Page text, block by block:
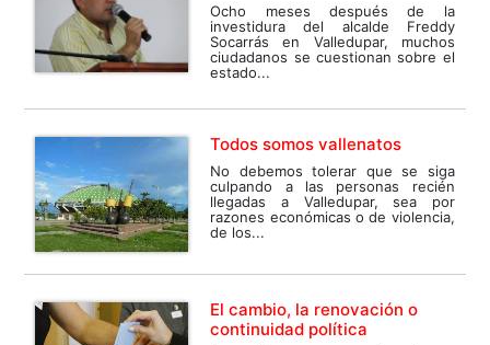
Ocho meses después de la
investidura del alcalde Freddy
Socarrás en Valledupar, muchos
ciudadanos se cuestionan sobre el
estado...
Todos somos vallenatos
No debemos tolerar que se siga
culpando a las personas recién
llegadas a Valledupar, sea por
razones económicas o de violencia,
de los...
El cambio, la renovación o
continuidad política